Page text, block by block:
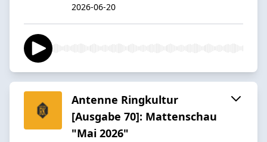
2026-06-20
Antenne Ringkultur
[Ausgabe 70]: Mattenschau
"Mai 2026"